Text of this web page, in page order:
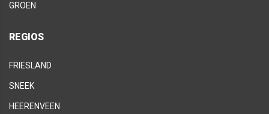
GROEN
REGIOS
FRIESLAND
SNEEK
HEERENVEEN